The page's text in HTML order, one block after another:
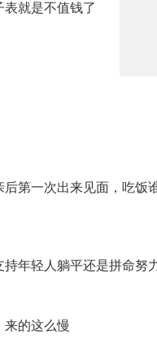
就是不值钱了
后第一次出来见面，吃饭
持年轻人躺平还是拼命努
来的这么慢